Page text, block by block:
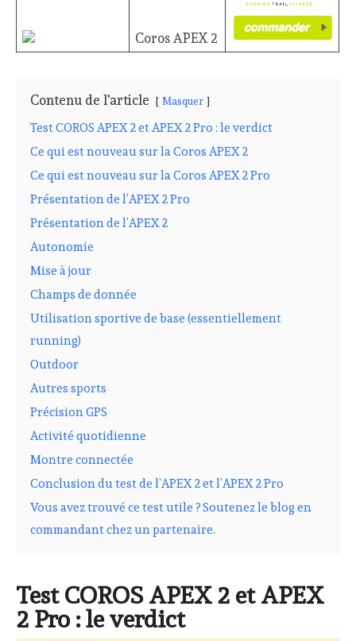
Coros APEX 2
Contenu de l'article Masquer
Test COROS APEX 2 et APEX 2 Pro : le verdict
Ce qui est nouveau sur la Coros APEX 2
Ce qui est nouveau sur la Coros APEX 2 Pro
Présentation de l’APEX 2 Pro
Présentation de l’APEX 2
Autonomie
Mise à jour
Champs de donnée
Utilisation sportive de base (essentiellement
running)
Outdoor
Autres sports
Précision GPS
Activité quotidienne
Montre connectée
Conclusion du test de l’APEX 2 et l’APEX 2 Pro
Vous avez trouvé ce test utile ? Soutenez le blog en
commandant chez un partenaire.
Test COROS APEX 2 et APEX
2 Pro : le verdict